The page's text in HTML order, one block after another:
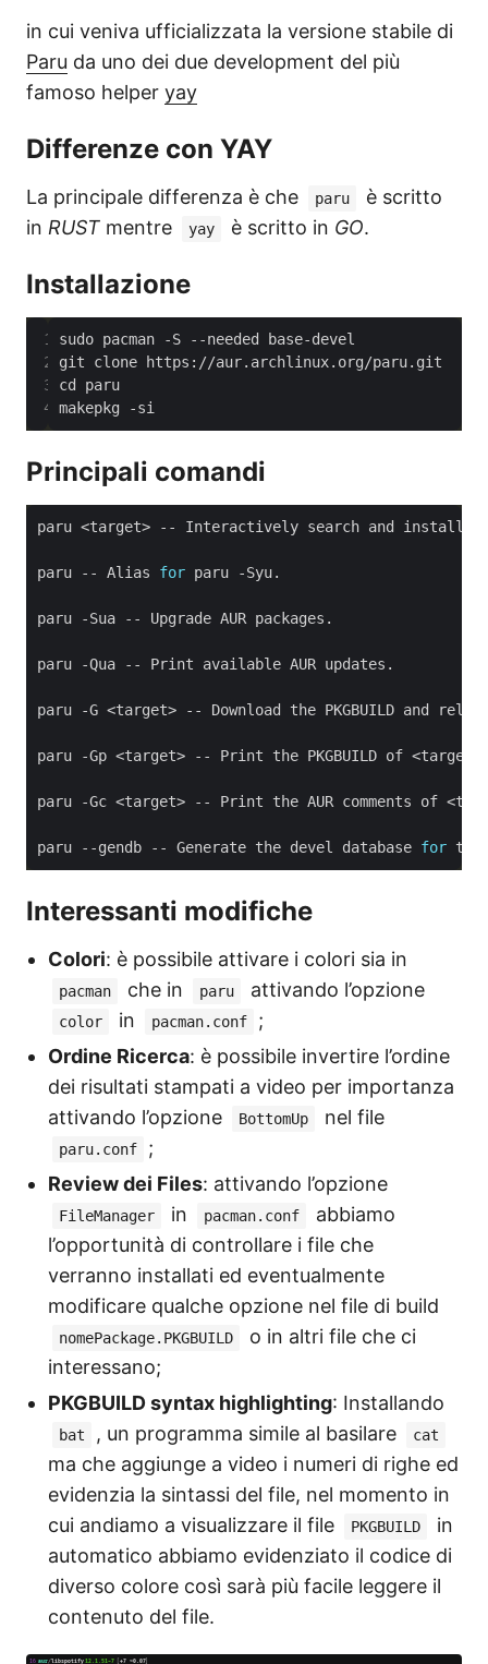
in cui veniva ufficializzata la versione stabile di
Paru da uno dei due development del più
famoso helper yay
Differenze con YAY
La principale differenza è che paru
è scritto
in RUST mentre yay è scritto in GO.
Installazione
makepkg -si
Principali comandi
paru -- Alias for
paru --gendb -- Generate the devel database for
Interessanti modifiche
Colori: è possibile attivare i colori sia in
pacman che in paru attivando l’opzione
color in pacman.conf
;
Ordine Ricerca: è possibile invertire l’ordine
dei risultati stampati a video per importanza
attivando l’opzione
BottomUp nel file
paru.conf
;
Review dei Files: attivando l’opzione
FileManager in pacman.conf
abbiamo
l’opportunità di controllare i file che
verranno installati ed eventualmente
modificare qualche opzione nel file di build
nomePackage.PKGBUILD
o in altri file che ci
interessano;
PKGBUILD syntax highlighting: Installando
bat , un programma simile al basilare cat
ma che aggiunge a video i numeri di righe ed
evidenzia la sintassi del file, nel momento in
cui andiamo a visualizzare il file
PKGBUILD
in
automatico abbiamo evidenziato il codice di
diverso colore così sarà più facile leggere il
contenuto del file.